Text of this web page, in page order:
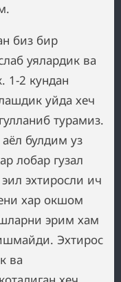
биз бир
уялардик ва
1-2 кундан
уйда хеч
турамиз.
булдим уз
лобар гузал
эхтиросли ич
хар окшом
эрим хам
Эхтирос
ва